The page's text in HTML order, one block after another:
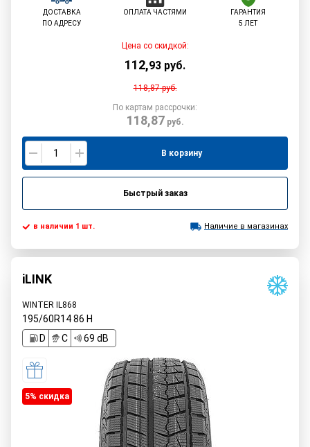
ДОСТАВКА
ПО АДРЕСУ
ОПЛАТА ЧАСТЯМИ
ГАРАНТИЯ
5 ЛЕТ
Цена со скидкой:
112,93 руб.
118,87руб.
По картам рассрочки:
118,87 руб.
В корзину
Быстрый заказ
в наличии 1 шт. Наличие в магазинах
iLINK
WINTER IL868
195/60R1486 H
D
C 69 dB
5% cкидка